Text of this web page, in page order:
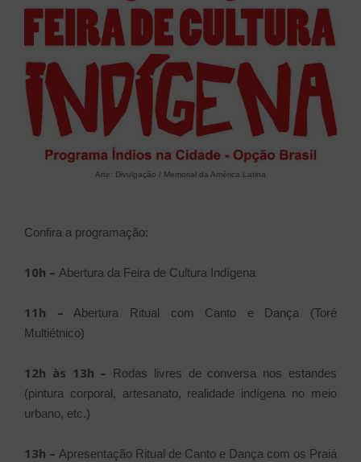
Arte: Divulgação / Memorial da América Latina
Confira a programação:
10h – Abertura da Feira de Cultura Indígena
11h – Abertura Ritual com Canto e Dança (Toré
Multiétnico)
12h às 13h – Rodas livres de conversa nos estandes
(pintura corporal, artesanato, realidade indígena no meio
urbano, etc.)
13h – Apresentação Ritual de Canto e Dança com os Praiá